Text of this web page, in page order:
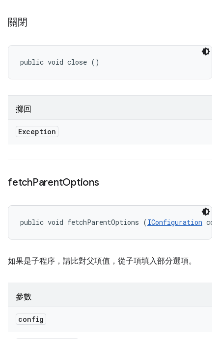
關閉
public void close ()
擲回
Exception
fetchParentOptions
public void fetchParentOptions (IConfiguration
如果是子程序，請比對父項值，從子項填入部分選項。
參數
config